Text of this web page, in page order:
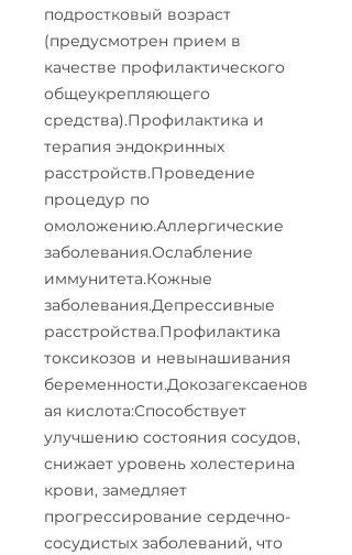
подростковый возраст
(предусмотрен прием в
качестве профилактического
общеукрепляющего
средства).Профилактика и
терапия эндокринных
расстройств.Проведение
процедур по
омоложению.Аллергические
заболевания.Ослабление
иммунитета.Кожные
заболевания.Депрессивные
расстройства.Профилактика
токсикозов и невынашивания
беременности.Докозагексаенов
ая кислота:Способствует
улучшению состояния сосудов,
снижает уровень холестерина
крови, замедляет
прогрессирование сердечно-
сосудистых заболеваний, что